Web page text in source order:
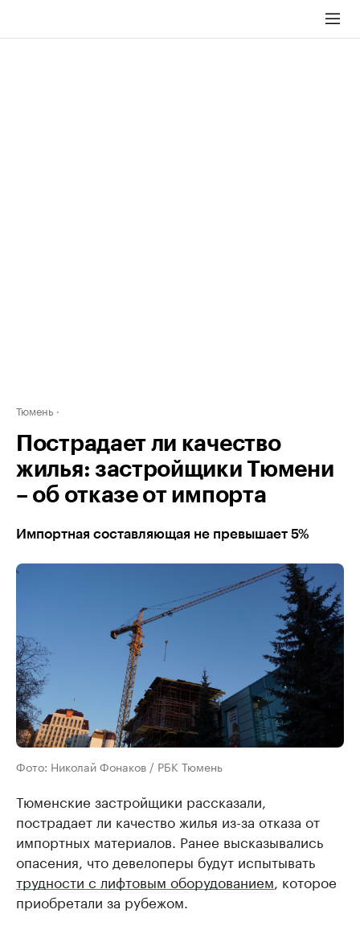
Тюмень
Пострадает ли качество
жилья: застройщики Тюмени
– об отказе от импорта
Импортная составляющая не превышает 5%
Фото: Николай Фонаков / РБК Тюмень
Тюменские застройщики рассказали,
пострадает ли качество жилья из-за отказа от
импортных материалов. Ранее высказывались
опасения, что девелоперы будут испытывать
трудности с лифтовым оборудованием , которое
приобретали за рубежом.